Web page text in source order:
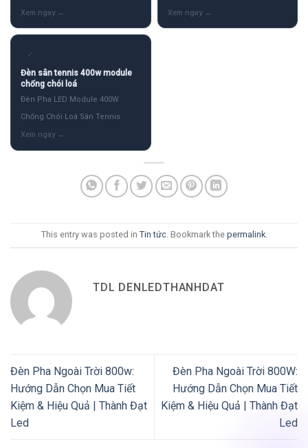
✓
Đèn sân tennis 400w module
chống chói loá
Đèn Pha LED Module 400W
Chống Chói Loá Sân Tennis
This entry was posted in Tin tức. Bookmark the permalink.
TDL DENLEDTHANHDAT
Đèn Pha Ngoài Trời 800w:
Hướng Dẫn Chọn Mua Tiết
Kiệm & Hiệu Quả | Thành Đạt
Led
Đèn Pha Ngoài Trời 800W:
Hướng Dẫn Chọn Mua Tiết
Kiệm & Hiệu Quả | Thành Đạt
Led